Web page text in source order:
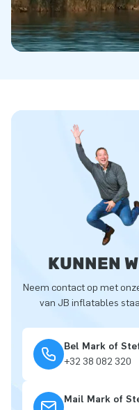
KUNNEN
Neem contact op met
van JB inflatables
Bel Mark of
+32 38 082 320
Mail Mark of